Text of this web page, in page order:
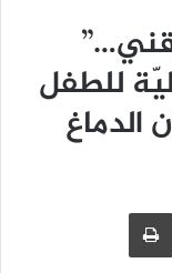
للطفل
الدماغ
عبر البريد طباعة